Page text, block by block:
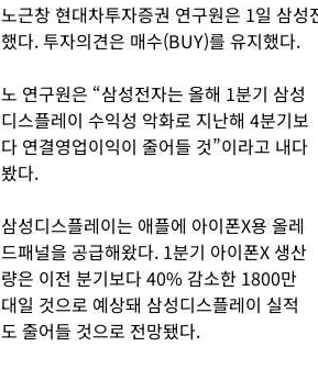
노근창 현대차투자증권 연구원은 1일 삼
했다. 투자의견은 매수(BUY)를 유지했다.
노 연구원은 “삼성전자는 올해 1분기 삼성
디스플레이 수익성 악화로 지난해 4분기보
다 연결영업이익이 줄어들 것”이라고 내다
봤다.
삼성디스플레이는 애플에 아이폰X용 올레
드패널을 공급해왔다. 1분기 아이폰X 생산
량은 이전 분기보다 40% 감소한 1800만
대일 것으로 예상돼 삼성디스플레이 실적
도 줄어들 것으로 전망됐다.